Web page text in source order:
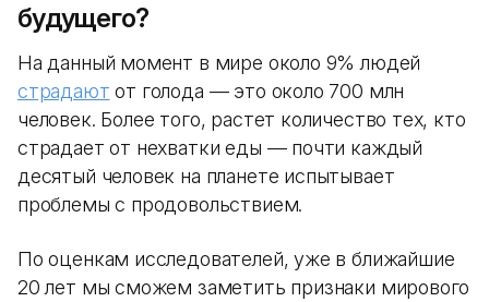
будущего?
На данный момент в мире около 9% людей
страдают от голода — это около 700 млн
человек. Более того, растет количество тех, кто
страдает от нехватки еды — почти каждый
десятый человек на планете испытывает
проблемы с продовольствием.
По оценкам исследователей, уже в ближайшие
20 лет мы сможем заметить признаки мирового